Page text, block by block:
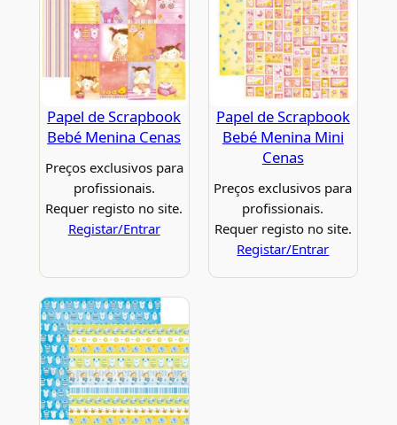
Papel de Scrapbook
Bebé Menina Cenas
Preços exclusivos para
profissionais.
Requer registo no site.
Registar/Entrar
Papel de Scrapbook
Bebé Menina Mini
Cenas
Preços exclusivos para
profissionais.
Requer registo no site.
Registar/Entrar